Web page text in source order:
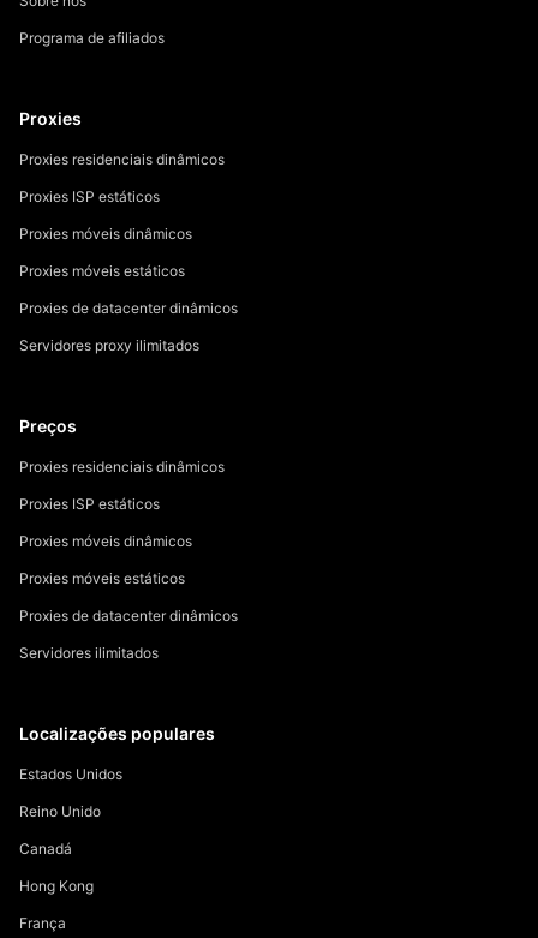
Programa de afiliados
Proxies
Proxies residenciais dinâmicos
Proxies ISP estáticos
Proxies móveis dinâmicos
Proxies móveis estáticos
Proxies de datacenter dinâmicos
Servidores proxy ilimitados
Preços
Proxies residenciais dinâmicos
Proxies ISP estáticos
Proxies móveis dinâmicos
Proxies móveis estáticos
Proxies de datacenter dinâmicos
Servidores ilimitados
Localizações populares
Estados Unidos
Reino Unido
Canadá
Hong Kong
França